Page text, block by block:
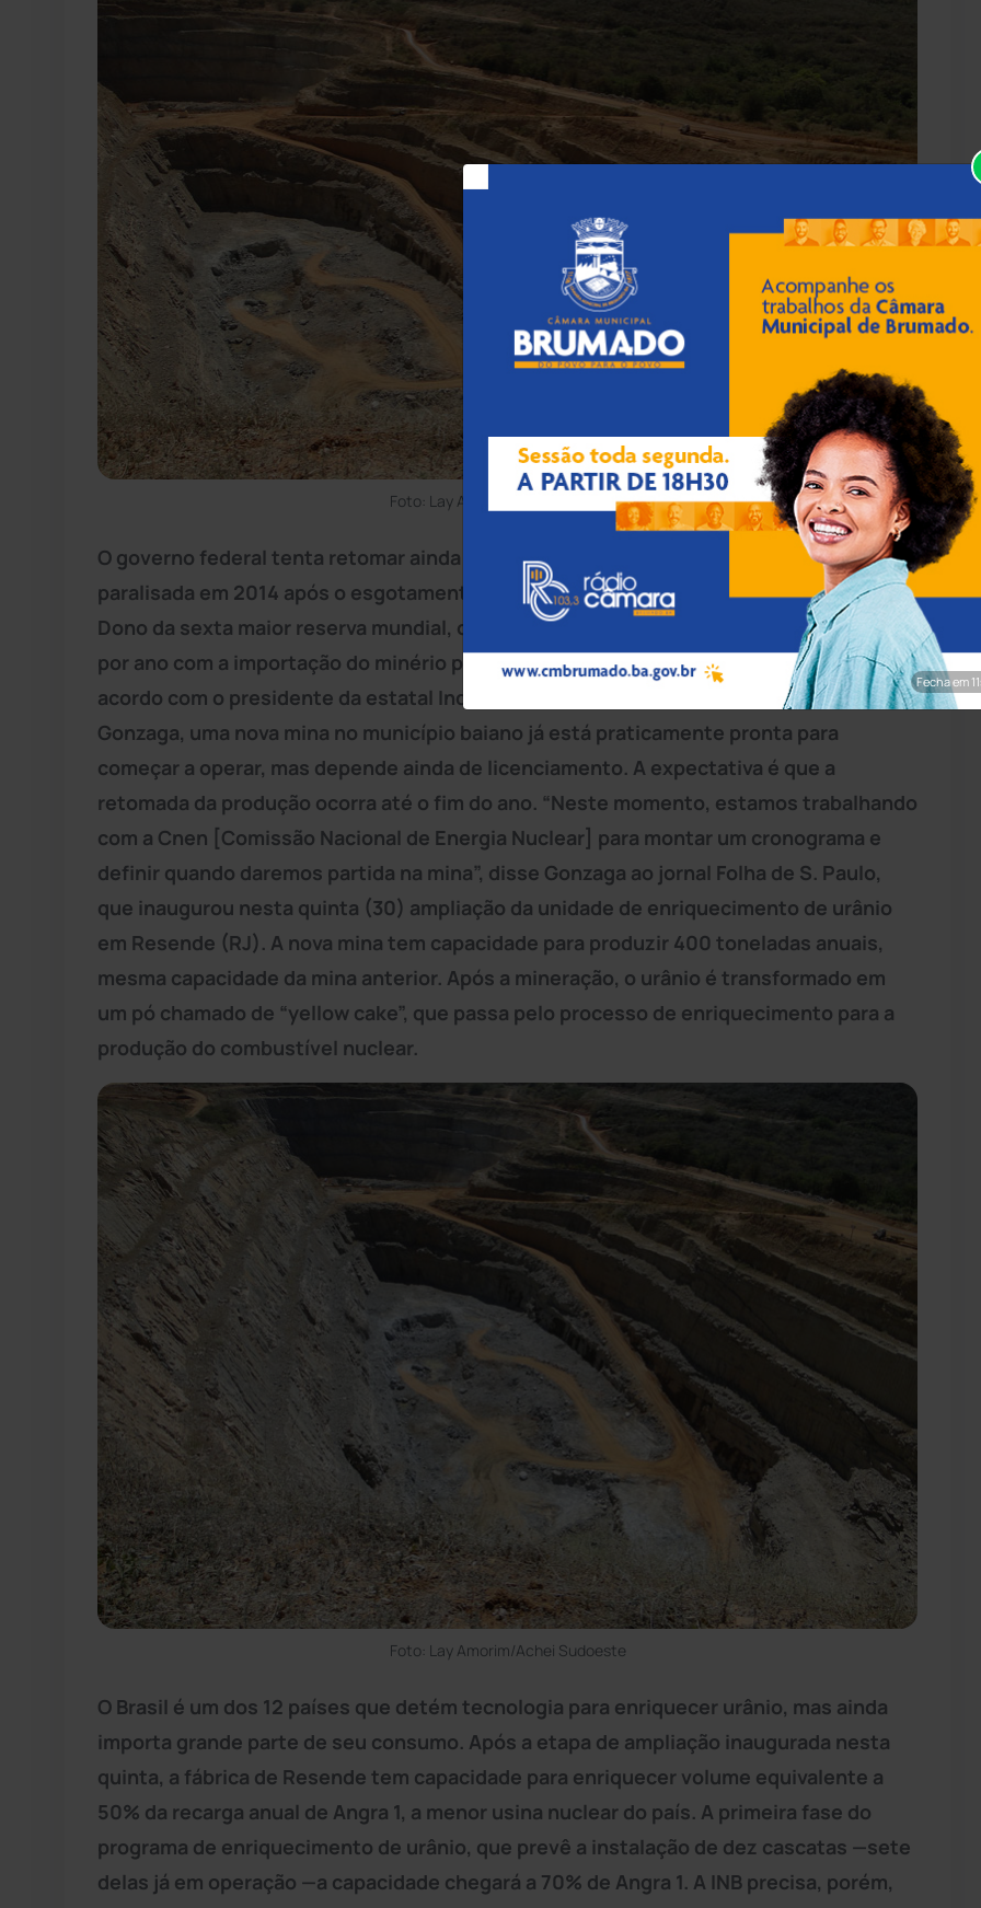
Foto: Lay Amorim/Achei Sudoeste
O governo federal tenta retomar ainda em 2018 a produção nacional de urânio,
paralisada em 2014 após o esgotamento da mina de Caetité, a 100 km de Brumado.
Dono da sexta maior reserva mundial, o país vem gastando cerca de R$ 100 milhões
por ano com a importação do minério para abastecer as usinas nucleares de Angra. De
acordo com o presidente da estatal Indústrias Nucleares do Brasil (INB), Reinaldo
Gonzaga, uma nova mina no município baiano já está praticamente pronta para
começar a operar, mas depende ainda de licenciamento. A expectativa é que a
retomada da produção ocorra até o fim do ano. “Neste momento, estamos trabalhando
com a Cnen [Comissão Nacional de Energia Nuclear] para montar um cronograma e
definir quando daremos partida na mina”, disse Gonzaga ao jornal Folha de S. Paulo,
que inaugurou nesta quinta (30) ampliação da unidade de enriquecimento de urânio
em Resende (RJ). A nova mina tem capacidade para produzir 400 toneladas anuais,
mesma capacidade da mina anterior. Após a mineração, o urânio é transformado em
um pó chamado de “yellow cake”, que passa pelo processo de enriquecimento para a
produção do combustível nuclear.
Foto: Lay Amorim/Achei Sudoeste
O Brasil é um dos 12 países que detém tecnologia para enriquecer urânio, mas ainda
importa grande parte de seu consumo. Após a etapa de ampliação inaugurada nesta
quinta, a fábrica de Resende tem capacidade para enriquecer volume equivalente a
50% da recarga anual de Angra 1, a menor usina nuclear do país. A primeira fase do
programa de enriquecimento de urânio, que prevê a instalação de dez cascatas —sete
delas já em operação —a capacidade chegará a 70% de Angra 1. A INB precisa, porém,
Fecha em